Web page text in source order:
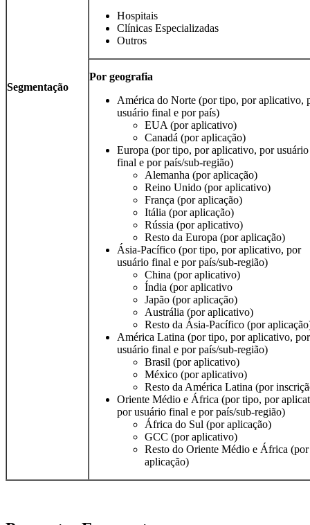
Segmentação
Hospitais
Clínicas Especializadas
Outros
Por geografia
América do Norte (por tipo, por aplicativo,
usuário final e por país)
EUA (por aplicativo)
Canadá (por aplicação)
Europa (por tipo, por aplicativo, por usuário
final e por país/sub-região)
Alemanha (por aplicação)
Reino Unido (por aplicativo)
França (por aplicação)
Itália (por aplicação)
Rússia (por aplicativo)
Resto da Europa (por aplicação)
Ásia-Pacífico (por tipo, por aplicativo, por
usuário final e por país/sub-região)
China (por aplicativo)
Índia (por aplicativo
Japão (por aplicação)
Austrália (por aplicativo)
Resto da Ásia-Pacífico (por
América Latina (por tipo, por aplicativo, por
usuário final e por país/sub-região)
Brasil (por aplicativo)
México (por aplicativo)
Resto da América Latina (por
Oriente Médio e África (por tipo, por
por usuário final e por país/sub-região)
África do Sul (por aplicação)
GCC (por aplicativo)
Resto do Oriente Médio e África (por
aplicação)